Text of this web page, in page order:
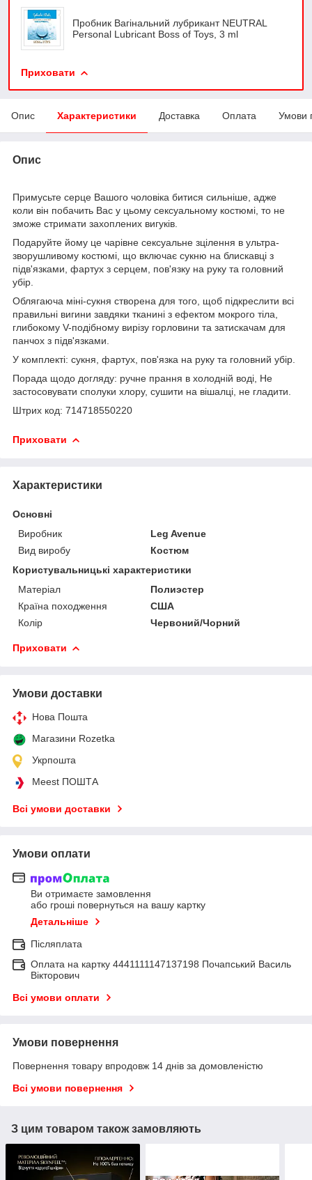
Пробник Вагінальний лубрикант NEUTRAL
Personal Lubricant Boss of Toys, 3 ml
Приховати
Опис Характеристики Доставка Оплата Умови
Опис
Примусьте серце Вашого чоловіка битися сильніше, адже
коли він побачить Вас у цьому сексуальному костюмі, то не
зможе стримати захоплених вигуків.
Подаруйте йому це чарівне сексуальне зцілення в ультра-
зворушливому костюмі, що включає сукню на блискавці з
підв'язками, фартух з серцем, пов'язку на руку та головний
убір.
Облягаюча міні-сукня створена для того, щоб підкреслити всі
правильні вигини завдяки тканині з ефектом мокрого тіла,
глибокому V-подібному вирізу горловини та затискачам для
панчох з підв'язками.
У комплекті: сукня, фартух, пов'язка на руку та головний убір.
Порада щодо догляду: ручне прання в холодній воді, Не
застосовувати сполуки хлору, сушити на вішалці, не гладити.
Штрих код: 714718550220
Приховати
Характеристики
Основні
Виробник
Leg Avenue
Вид виробу
Костюм
Користувальницькі характеристики
Матеріал
Полиэстер
Країна походження
США
Колір
Червоний/Чорний
Приховати
Умови доставки
Нова Пошта
Магазини Rozetka
Укрпошта
Meest ПОШТА
Всі умови доставки
Умови оплати
Ви отримаєте замовлення
або гроші повернуться на вашу картку
Детальніше
Післяплата
Оплата на картку 4441111147137198 Почапський Василь
Вікторович
Всі умови оплати
Умови повернення
Повернення товару впродовж 14 днів за домовленістю
Всі умови повернення
З цим товаром також замовляють